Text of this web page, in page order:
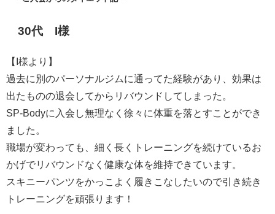
30代 I様
【I様より】
過去に別のパーソナルジムに通ってた経験があり、効果は
出たものの退会してからリバウンドしてしまった。
SP-Bodyに入会し無理なく徐々に体重を落とすことができ
ました。
職場が変わっても、細く長くトレーニングを続けているお
かげでリバウンドなく健康な体を維持できています。
スキニーパンツをかっこよく履きこなしたいので引き続き
トレーニングを頑張ります！